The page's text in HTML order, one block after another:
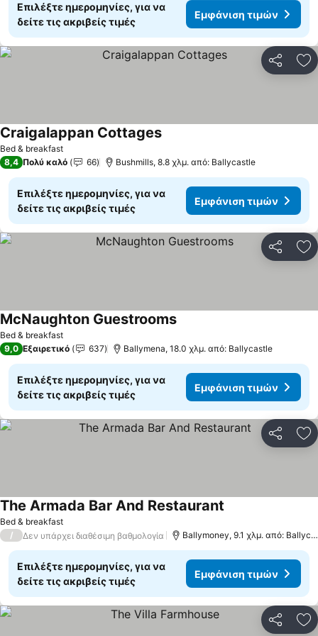
Επιλέξτε ημερομηνίες, για να
δείτε τις ακριβείς τιμές
Εμφάνιση τιμών
Bed & breakfast
Craigalappan Cottages
8,4 Πολύ καλό 66 Bushmills, 8.8 χλμ. από: Ballycastle
Επιλέξτε ημερομηνίες, για να
δείτε τις ακριβείς τιμές
Εμφάνιση τιμών
Bed & breakfast
McNaughton Guestrooms
9,0 Εξαιρετικό 637 Ballymena, 18.0 χλμ. από: Ballycastle
Επιλέξτε ημερομηνίες, για να
δείτε τις ακριβείς τιμές
Εμφάνιση τιμών
Bed & breakfast
The Armada Bar And Restaurant
/ Δεν υπάρχει διαθέσιμη βαθμολογία Ballymoney, 9.1 χλμ. από: Ballycastle
Επιλέξτε ημερομηνίες, για να
δείτε τις ακριβείς τιμές
Εμφάνιση τιμών